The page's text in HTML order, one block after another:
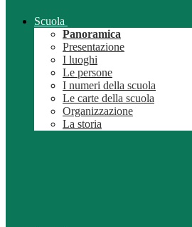
Scuola
Panoramica
Presentazione
I luoghi
Le persone
I numeri della scuola
Le carte della scuola
Organizzazione
La storia